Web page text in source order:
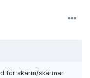
för skärm/skärmar